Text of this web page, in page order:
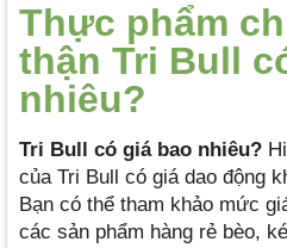
Thực phẩm
thận Tri Bull
nhiêu?
Tri Bull có giá bao nhiêu?
của Tri Bull có giá dao động
Bạn có thể tham khảo mức
các sản phẩm hàng rẻ bèo,